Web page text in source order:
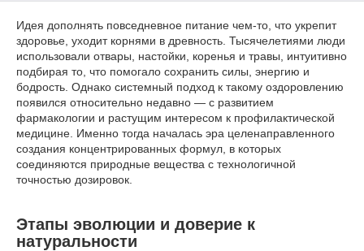
Идея дополнять повседневное питание чем-то, что укрепит
здоровье, уходит корнями в древность. Тысячелетиями люди
использовали отвары, настойки, коренья и травы, интуитивно
подбирая то, что помогало сохранить силы, энергию и
бодрость. Однако системный подход к такому оздоровлению
появился относительно недавно — с развитием
фармакологии и растущим интересом к профилактической
медицине. Именно тогда началась эра целенаправленного
создания концентрированных формул, в которых
соединяются природные вещества с технологичной
точностью дозировок.
Этапы эволюции и доверие к
натуральности